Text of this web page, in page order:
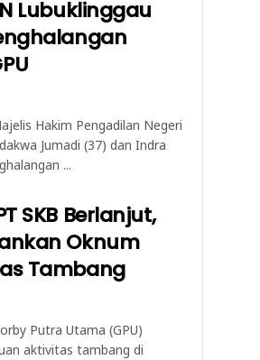
Lubuklinggau
Hakim Pengadilan Negeri
Jumadi (37) dan Indra
...
SKB Berlanjut,
Oknum
Tambang
Putra Utama (GPU)
aktivitas tambang di